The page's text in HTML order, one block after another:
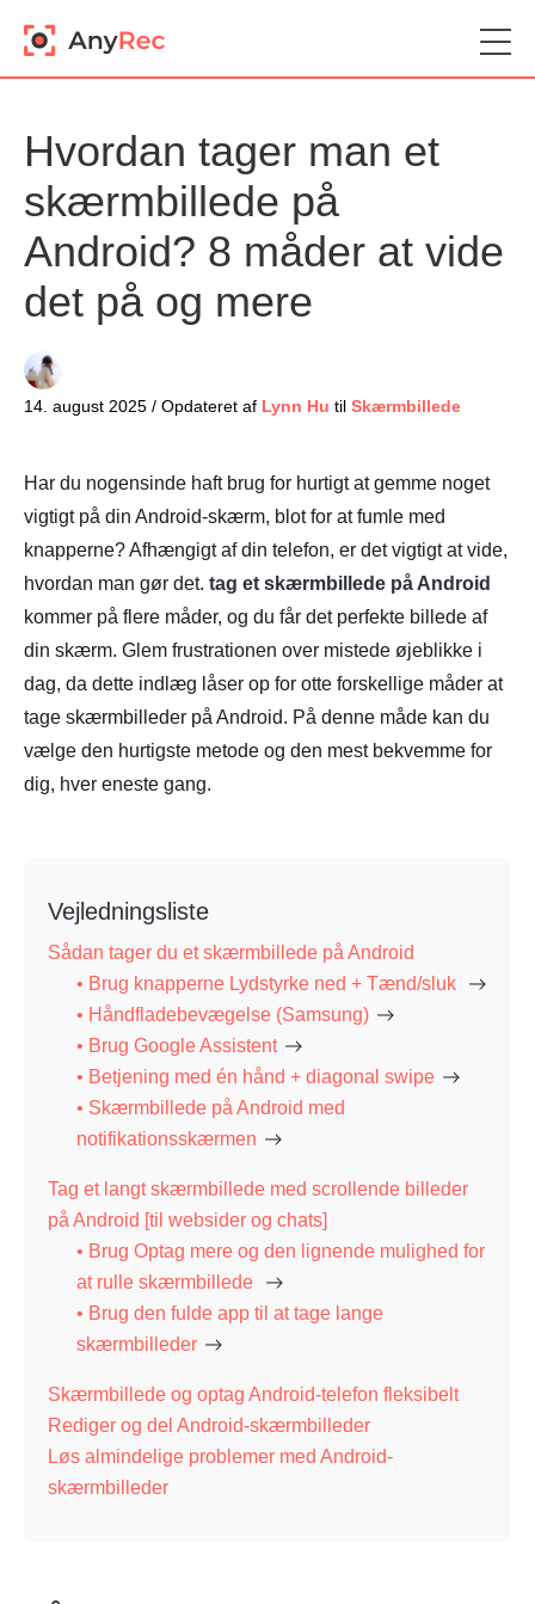
Hvordan tager man et
skærmbillede på
Android? 8 måder at vide
det på og mere
14. august 2025 / Opdateret af Lynn Hu til Skærmbillede
Har du nogensinde haft brug for hurtigt at gemme noget
vigtigt på din Android-skærm, blot for at fumle med
knapperne? Afhængigt af din telefon, er det vigtigt at vide,
hvordan man gør det. tag et skærmbillede på Android
kommer på flere måder, og du får det perfekte billede af
din skærm. Glem frustrationen over mistede øjeblikke i
dag, da dette indlæg låser op for otte forskellige måder at
tage skærmbilleder på Android. På denne måde kan du
vælge den hurtigste metode og den mest bekvemme for
dig, hver eneste gang.
Vejledningsliste
Sådan tager du et skærmbillede på Android
• Brug knapperne Lydstyrke ned + Tænd/sluk
• Håndfladebevægelse (Samsung)
• Brug Google Assistent
• Betjening med én hånd + diagonal swipe
• Skærmbillede på Android med
notifikationsskærmen
Tag et langt skærmbillede med scrollende billeder
på Android [til websider og chats]
• Brug Optag mere og den lignende mulighed for
at rulle skærmbillede
• Brug den fulde app til at tage lange
skærmbilleder
Skærmbillede og optag Android-telefon fleksibelt
Rediger og del Android-skærmbilleder
Løs almindelige problemer med Android-
skærmbilleder